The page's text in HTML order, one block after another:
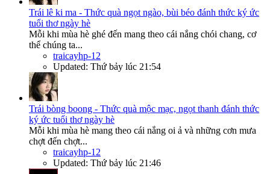
Trái lê ki ma - Thức quà ngọt ngào, bùi béo đánh thức ký ức
tuổi thơ ngày hè
Mỗi khi mùa hè ghé đến mang theo cái nắng chói chang, cơ
thể chúng ta...
traicayhp-12
Updated: Thứ bảy lúc 21:54
Trái bòng boong - Thức quà mộc mạc, ngọt thanh đánh thức
ký ức tuổi thơ ngày hè
Mỗi khi mùa hè mang theo cái nắng oi ả và những cơn mưa
chợt đến chợt...
traicayhp-12
Updated: Thứ bảy lúc 21:46